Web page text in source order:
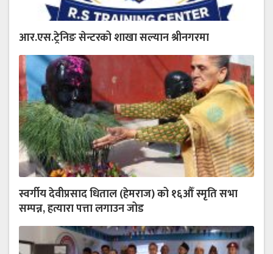
आर.एस.ट्रेनिङ सेन्टरको शाखा सल्यान श्रीनगरमा
स्वर्गीय देवीप्रसाद धिताल (हेमराज) को १६औँ स्मृति सभा
सम्पन्न, हत्यारा पत्ता लगाउन जोड